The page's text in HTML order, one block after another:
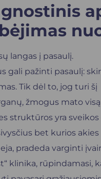
langas į pasaulį.
gali pažinti pasaulį:
Tik dėl to, jog turi šį
žmogus mato visą
struktūros yra sveikos
bet kurios akies
pradeda varginti
klinika, rūpindamasi,